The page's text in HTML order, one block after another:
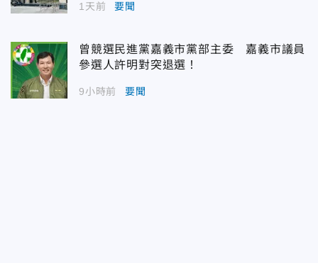
1天前 要聞
曾競選民進黨嘉義市黨部主委 嘉義市議員
參選人許明對突退選！
9小時前 要聞